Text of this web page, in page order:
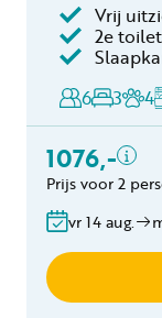
Vrij
2e toilet
6
3 4
1076,-
Prijs voor 2
vr 14 aug.